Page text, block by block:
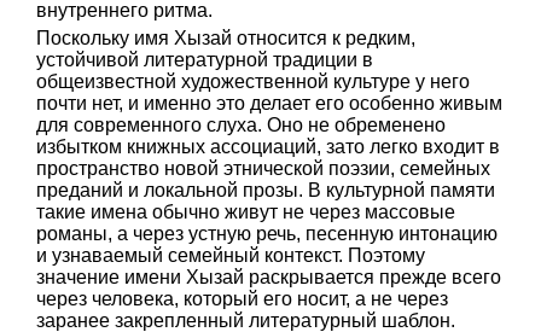
внутреннего ритма.
Поскольку имя Хызай относится к редким,
устойчивой литературной традиции в
общеизвестной художественной культуре у него
почти нет, и именно это делает его особенно живым
для современного слуха. Оно не обременено
избытком книжных ассоциаций, зато легко входит в
пространство новой этнической поэзии, семейных
преданий и локальной прозы. В культурной памяти
такие имена обычно живут не через массовые
романы, а через устную речь, песенную интонацию
и узнаваемый семейный контекст. Поэтому
значение имени Хызай раскрывается прежде всего
через человека, который его носит, а не через
заранее закрепленный литературный шаблон.